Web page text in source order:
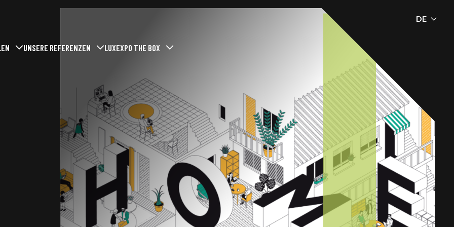
UNSERE REFERENZEN LUXEXPO THE BOX
Wer wir sind
Unsere Aufgaben
Unsere Verpflichtungen
Aktuelles
DE
JETZT TICKETS SICHERN